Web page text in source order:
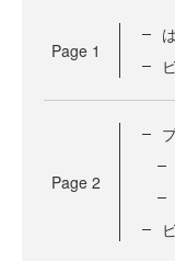
Page 1
Page 2